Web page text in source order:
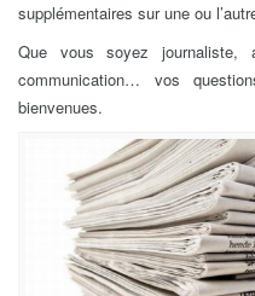
supplémentaires sur une ou
Que vous soyez journaliste,
communication… vos
bienvenues.